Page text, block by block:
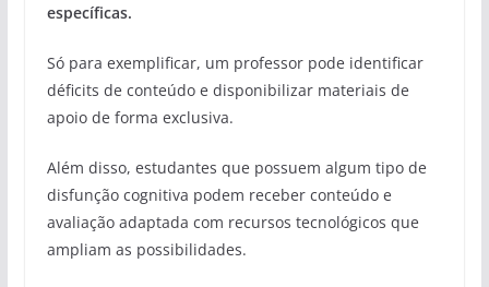
específicas.
Só para exemplificar, um professor pode identificar
déficits de conteúdo e disponibilizar materiais de
apoio de forma exclusiva.
Além disso, estudantes que possuem algum tipo de
disfunção cognitiva podem receber conteúdo e
avaliação adaptada com recursos tecnológicos que
ampliam as possibilidades.